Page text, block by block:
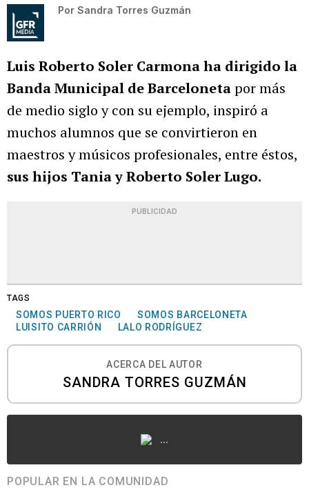
Por Sandra Torres Guzmán
Luis Roberto Soler Carmona ha dirigido la
Banda Municipal de Barcelonetapor más
de medio siglo y con su ejemplo, inspiró a
muchos alumnos que se convirtieron en
maestros y músicos profesionales, entre éstos,
sus hijos Tania y Roberto Soler Lugo.
PUBLICIDAD
TAGS
SOMOS PUERTO RICO
SOMOS BARCELONETA
LUISITO CARRIÓN
LALO RODRÍGUEZ
ACERCA DEL AUTOR
SANDRA TORRES GUZMÁN
...
POPULAR EN LA COMUNIDAD